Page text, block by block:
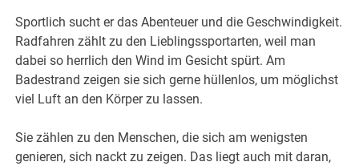
Sportlich sucht er das Abenteuer und die Geschwindigkeit.
Radfahren zählt zu den Lieblingssportarten, weil man
dabei so herrlich den Wind im Gesicht spürt. Am
Badestrand zeigen sie sich gerne hüllenlos, um möglichst
viel Luft an den Körper zu lassen.
Sie zählen zu den Menschen, die sich am wenigsten
genieren, sich nackt zu zeigen. Das liegt auch mit daran,